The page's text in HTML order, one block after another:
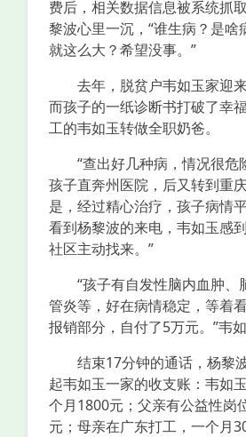
费后，相关数据信息被系统抓
黎波心里一沉，“谁生病？是啥
就这么大？希望没事。”
去年，脱贫户韦如玉家迎
而孩子的一纸诊断书打破了幸
工的韦如玉转做全职奶爸。
“查出好几种病，情况很危
孩子直奔州医院，后又转到重
是，经过精心治疗，孩子病情
看到杨黎波的来电，韦如玉感
社区主动找来。”
“孩子有自发性脑内血肿、
管炎等，好在病情稳定，等着
报销部分，自付了5万元。”韦如
结束17分钟的通话，杨黎
起韦如玉一家的收支账：韦如
个月1800元；父亲有公益性岗
元；母亲在广东打工，一个月